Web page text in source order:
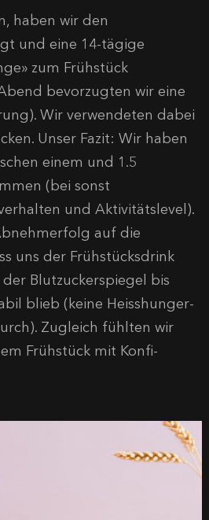
haben wir den
und eine 14-tägige
zum Frühstück
bevorzugten wir eine
Wir verwendeten dabei
Unser Fazit: Wir haben
einem und 1.5
(bei sonst
und Aktivitätslevel).
auf die
uns der Frühstücksdrink
Blutzuckerspiegel bis
blieb (keine Heisshunger-
Zugleich fühlten wir
Frühstück mit Konfi-